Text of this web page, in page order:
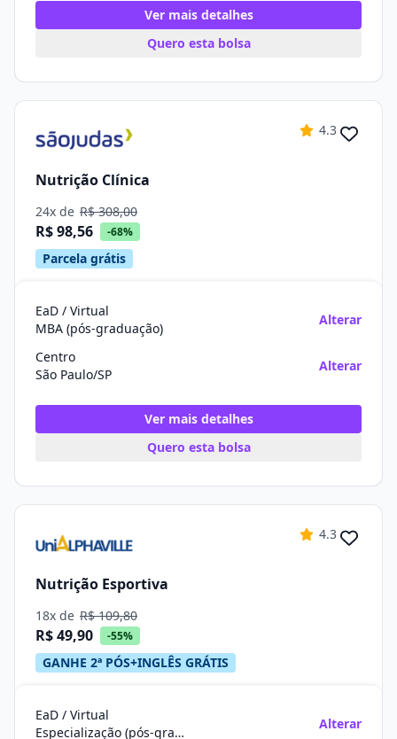
Ver mais detalhes
Quero esta bolsa
4.3
Nutrição Clínica
24x de R$ 308,00
R$ 98,56 -68%
Parcela grátis
EaD / Virtual
MBA (pós-graduação)
Alterar
Centro
São Paulo/SP
Alterar
Ver mais detalhes
Quero esta bolsa
4.3
Nutrição Esportiva
18x de R$ 109,80
R$ 49,90 -55%
GANHE 2ª PÓS+INGLÊS GRÁTIS
EaD / Virtual
Especialização (pós-graduação)
Alterar